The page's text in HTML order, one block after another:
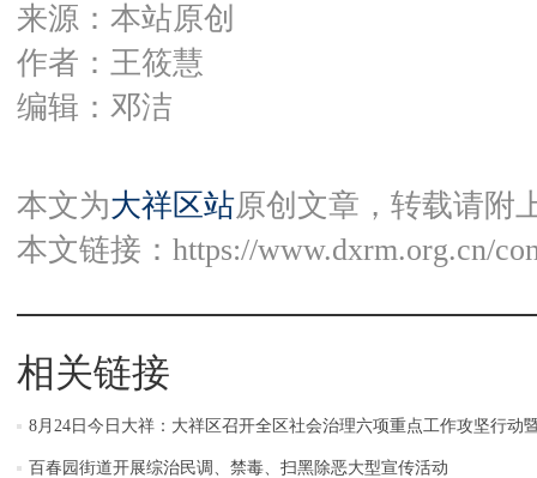
来源：本站原创
作者：王筱慧
编辑：邓洁
本文为大祥区站原创文章，转载请附
本文链接： https://www.dxrm.org.cn/
相关链接
8月24日今日大祥：大祥区召开全区社会治理六项重点工作攻坚行动
百春园街道开展综治民调、禁毒、扫黑除恶大型宣传活动